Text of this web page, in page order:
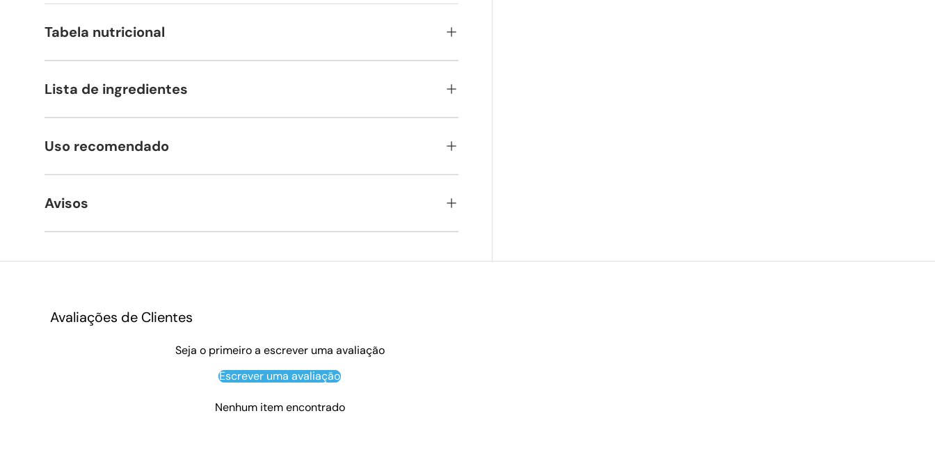
Tabela nutricional
Lista de ingredientes
Uso recomendado
Avisos
Avaliações de Clientes
Seja o primeiro a escrever uma avaliação
Escrever uma avaliação
Nenhum item encontrado